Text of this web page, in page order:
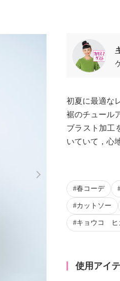
初夏に最適な
裾のチュール
ブラスト加工
いていて，心
春コーデ
カットソー
キョウコ ヒ
使用アイ